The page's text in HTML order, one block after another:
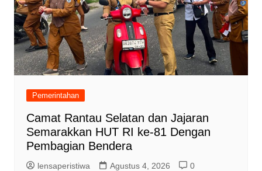
Pemerintahan
Camat Rantau Selatan dan Jajaran
Semarakkan HUT RI ke-81 Dengan
Pembagian Bendera
lensaperistiwa Agustus 4, 2026 0